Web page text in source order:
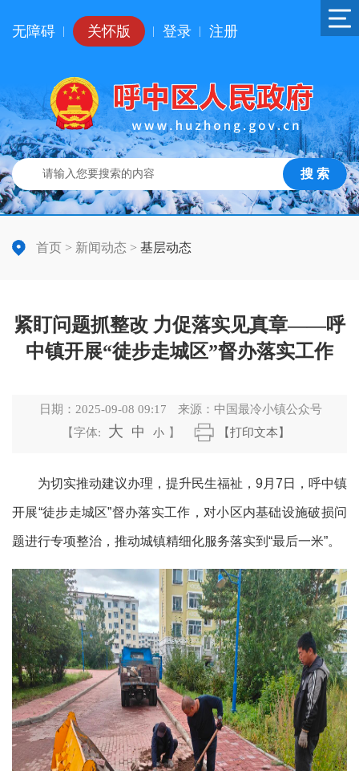
无障碍 关怀版 登录 注册
搜 索
首页 > 新闻动态 > 基层动态
紧盯问题抓整改 力促落实见真章——呼
中镇开展“徒步走城区”督办落实工作
日期： 2025-09-08 09:17 来源： 中国最冷小镇公众号
【字体:
大 中 小 】 【打印文本】
为切实推动建议办理，提升民生福祉，9月7日，呼中镇
开展“徒步走城区”督办落实工作，对小区内基础设施破损问
题进行专项整治，推动城镇精细化服务落实到“最后一米”。